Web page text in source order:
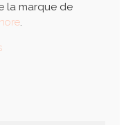
la marque de
.